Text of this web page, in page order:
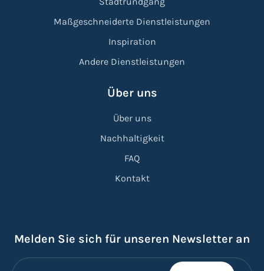
Maßgeschneiderte Dienstleistungen
Inspiration
Andere Dienstleistungen
Über uns
Über uns
Nachhaltigkeit
FAQ
Kontakt
Melden Sie sich für unseren Newsletter an